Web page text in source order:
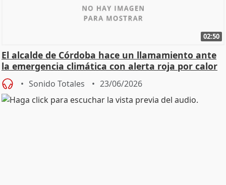
02:50
El alcalde de Córdoba hace un llamamiento ante
la emergencia climática con alerta roja por calor
Sonido Totales 23/06/2026